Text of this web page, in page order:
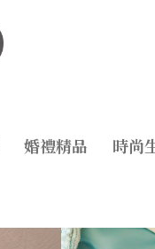
婚禮精品 時尚